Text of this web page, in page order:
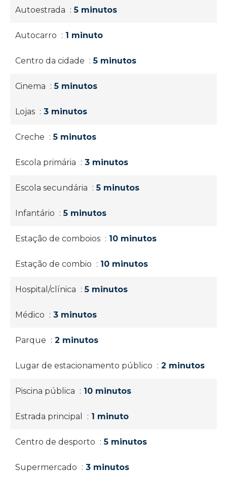
Autoestrada 5 minutos
Autocarro 1 minuto
Centro da cidade 5 minutos
Cinema 5 minutos
Lojas 3 minutos
Creche 5 minutos
Escola primária 3 minutos
Escola secundária 5 minutos
Infantário 5 minutos
Estação de comboios 10 minutos
Estação de combio 10 minutos
Hospital/clínica 5 minutos
Médico 3 minutos
Parque 2 minutos
Lugar de estacionamento público 2 minutos
Piscina pública 10 minutos
Estrada principal 1 minuto
Centro de desporto 5 minutos
Supermercado 3 minutos